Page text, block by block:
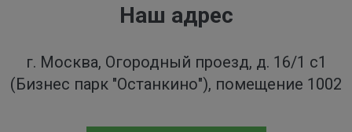
Наш адрес
г. Москва, Огородный проезд, д. 16/1 с1
(Бизнес парк "Останкино"), помещение 1002